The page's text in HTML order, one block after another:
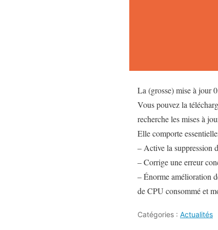
La (grosse) mise à jour
Vous pouvez la
recherche les mises à
Elle comporte
– Active la suppression
– Corrige une erreur
– Énorme amélioration
de CPU consommé et
Catégories : Actualités